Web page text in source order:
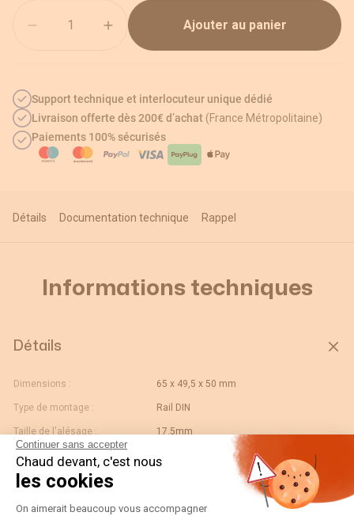
Continuer sans accepter
Chaud devant, c'est nous
les cookies
Plateforme de Gestion du
On aimerait beaucoup vous accompagner
Ajouter au panier
Support technique et interlocuteur unique dédié
Livraison offerte dès 200€ d’achat (France Métropolitaine)
Paiements 100% sécurisés
Détails Documentation technique Rappel
Informations techniques
Détails
Dimensions : 65 x 49,5 x 50 mm
Type de montage : Rail DIN
Taille de l'alésage : 17.5mm
Calibre :
Modèle :
Gtin/ean :